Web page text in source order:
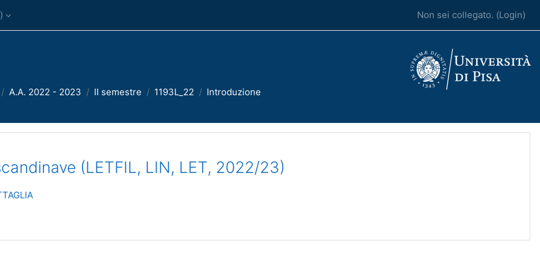
Non sei collegato. (Login)
A.A. 2022 - 2023 II semestre 1193L_22 Introduzione
(LETFIL, LIN, LET, 2022/23)